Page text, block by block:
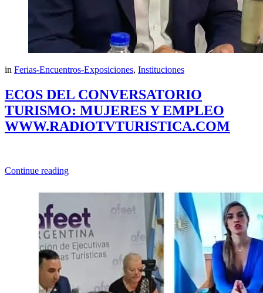
in Ferias-Encuentros-Exposiciones, Instituciones
ECOS DEL CONVERSATORIO
TURISMO: MUJERES Y EMPLEO
WWW.RADIOTVTURISTICA.COM
Continue reading